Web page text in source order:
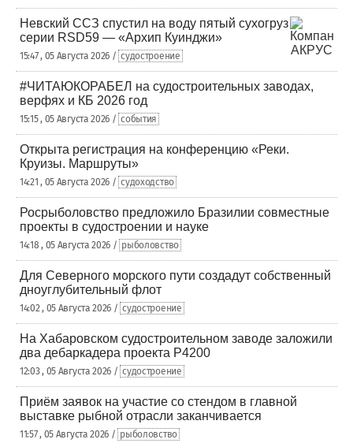
Невский ССЗ спустил на воду пятый сухогруз
серии RSD59 — «Архип Куинджи»
15:47 , 05 Августа 2026 / судостроение
#ЧИТАЮКОРАБЕЛ на судостроительных заводах,
верфях и КБ 2026 год
15:15 , 05 Августа 2026 / события
Открыта регистрация на конференцию «Реки.
Круизы. Маршруты»
14:21 , 05 Августа 2026 / судоходство
Росрыболовство предложило Бразилии совместные
проекты в судостроении и науке
14:18 , 05 Августа 2026 / рыболовство
Для Северного морского пути создадут собственный
дноуглубительный флот
14:02 , 05 Августа 2026 / судостроение
На Хабаровском судостроительном заводе заложили
два дебаркадера проекта Р4200
12:03 , 05 Августа 2026 / судостроение
Приём заявок на участие со стендом в главной
выставке рыбной отрасли заканчивается
11:57 , 05 Августа 2026 / рыболовство